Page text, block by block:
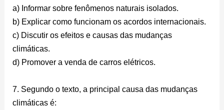
a) Informar sobre fenômenos naturais isolados.
b) Explicar como funcionam os acordos internacionais.
c) Discutir os efeitos e causas das mudanças
climáticas.
d) Promover a venda de carros elétricos.
7. Segundo o texto, a principal causa das mudanças
climáticas é: